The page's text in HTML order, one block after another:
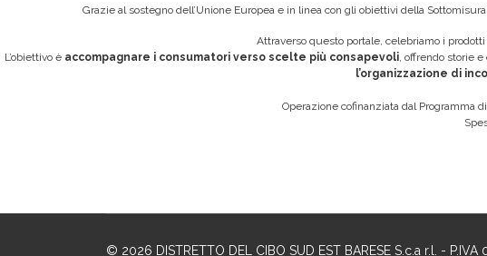
Grazie al sostegno dell’Unione Europea e in linea con gli obiettivi della
Attraverso questo portale, celebriamo i
L’obiettivo è accompagnare i consumatori verso scelte più consapevoli, offrendo storie
l’organizzazione di
Operazione cofinanziata dal Programma
© 2026 DISTRETTO DEL CIBO SUD EST BARESE S.c.a r.l. -